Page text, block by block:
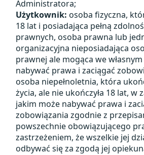
Administratora;
Użytkownik: osoba fizyczna,
18 lat i posiadająca pełną
prawnych, osoba prawna lub
organizacyjna nieposiadająca
prawnej ale mogąca we
nabywać prawa i zaciągać
osoba niepełnoletnia, która
życia, ale nie ukończyła 18 lat, w
jakim może nabywać prawa i
zobowiązania zgodnie z
powszechnie obowiązującego
zastrzeżeniem, że wszelkie jej
odbywać się za zgodą jej